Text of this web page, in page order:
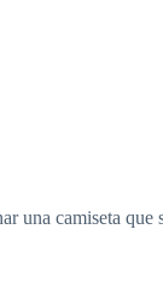
camiseta que